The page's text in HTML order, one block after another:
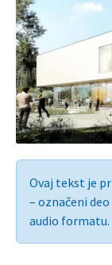
Ovaj tekst je
– označeni
audio formatu.